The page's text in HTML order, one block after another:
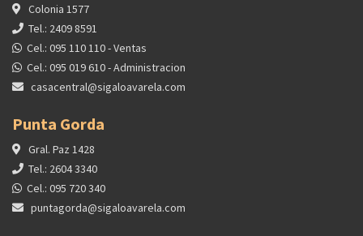
Colonia 1577
Tel.: 2409 8591
Cel.: 095 110 110 - Ventas
Cel.: 095 019 610 - Administracion
casacentral@sigaloavarela.com
Punta Gorda
Gral. Paz 1428
Tel.: 2604 3340
Cel.: 095 720 340
puntagorda@sigaloavarela.com